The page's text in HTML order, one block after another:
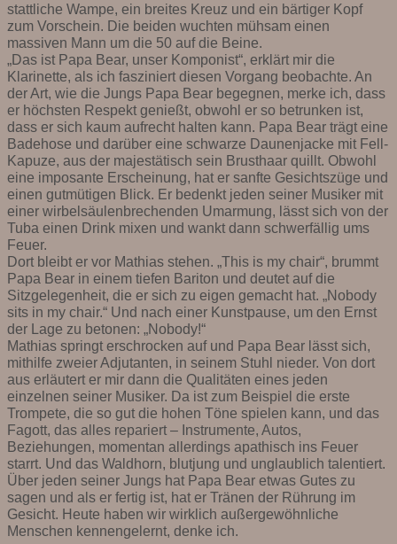
stattliche Wampe, ein breites Kreuz und ein bärtiger Kopf
zum Vorschein. Die beiden wuchten mühsam einen
massiven Mann um die 50 auf die Beine.
„Das ist Papa Bear, unser Komponist“, erklärt mir die
Klarinette, als ich fasziniert diesen Vorgang beobachte. An
der Art, wie die Jungs Papa Bear begegnen, merke ich, dass
er höchsten Respekt genießt, obwohl er so betrunken ist,
dass er sich kaum aufrecht halten kann. Papa Bear trägt eine
Badehose und darüber eine schwarze Daunenjacke mit Fell-
Kapuze, aus der majestätisch sein Brusthaar quillt. Obwohl
eine imposante Erscheinung, hat er sanfte Gesichtszüge und
einen gutmütigen Blick. Er bedenkt jeden seiner Musiker mit
einer wirbelsäulenbrechenden Umarmung, lässt sich von der
Tuba einen Drink mixen und wankt dann schwerfällig ums
Feuer.
Dort bleibt er vor Mathias stehen. „This is my chair“, brummt
Papa Bear in einem tiefen Bariton und deutet auf die
Sitzgelegenheit, die er sich zu eigen gemacht hat. „Nobody
sits in my chair.“ Und nach einer Kunstpause, um den Ernst
der Lage zu betonen: „Nobody!“
Mathias springt erschrocken auf und Papa Bear lässt sich,
mithilfe zweier Adjutanten, in seinem Stuhl nieder. Von dort
aus erläutert er mir dann die Qualitäten eines jeden
einzelnen seiner Musiker. Da ist zum Beispiel die erste
Trompete, die so gut die hohen Töne spielen kann, und das
Fagott, das alles repariert – Instrumente, Autos,
Beziehungen, momentan allerdings apathisch ins Feuer
starrt. Und das Waldhorn, blutjung und unglaublich talentiert.
Über jeden seiner Jungs hat Papa Bear etwas Gutes zu
sagen und als er fertig ist, hat er Tränen der Rührung im
Gesicht. Heute haben wir wirklich außergewöhnliche
Menschen kennengelernt, denke ich.